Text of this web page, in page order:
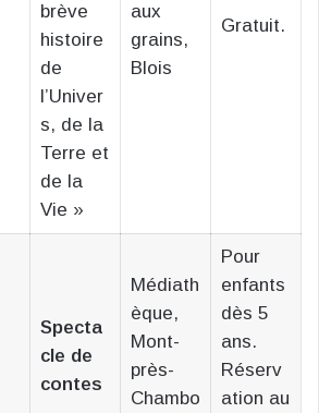
brève
histoire
de
l’Univer
s, de la
Terre et
de la
Vie »
aux
grains,
Blois
Gratuit.
Specta
cle de
contes
Médiath
èque,
Mont-
près-
Chambo
Pour
enfants
dès 5
ans.
Réserv
ation au